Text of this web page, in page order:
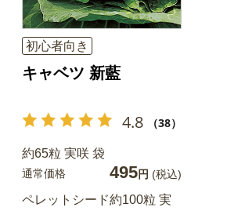
初心者向き
キャベツ 新藍
4.8 （38）
約65粒 実咲 袋
通常価格 495円 (税込)
ペレットシード約100粒 実